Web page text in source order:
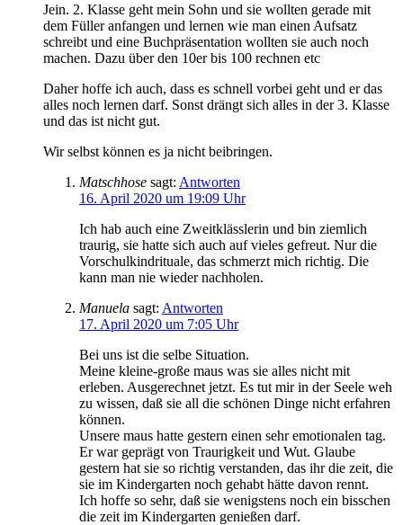
Jein. 2. Klasse geht mein Sohn und sie wollten gerade mit
dem Füller anfangen und lernen wie man einen Aufsatz
schreibt und eine Buchpräsentation wollten sie auch noch
machen. Dazu über den 10er bis 100 rechnen etc
Daher hoffe ich auch, dass es schnell vorbei geht und er das
alles noch lernen darf. Sonst drängt sich alles in der 3. Klasse
und das ist nicht gut.
Wir selbst können es ja nicht beibringen.
Matschhose sagt: Antworten
16. April 2020 um 19:09 Uhr
Ich hab auch eine Zweitklässlerin und bin ziemlich
traurig, sie hatte sich auch auf vieles gefreut. Nur die
Vorschulkindrituale, das schmerzt mich richtig. Die
kann man nie wieder nachholen.
Manuela sagt: Antworten
17. April 2020 um 7:05 Uhr
Bei uns ist die selbe Situation.
Meine kleine-große maus was sie alles nicht mit
erleben. Ausgerechnet jetzt. Es tut mir in der Seele weh
zu wissen, daß sie all die schönen Dinge nicht erfahren
können.
Unsere maus hatte gestern einen sehr emotionalen tag.
Er war geprägt von Traurigkeit und Wut. Glaube
gestern hat sie so richtig verstanden, das ihr die zeit, die
sie im Kindergarten noch gehabt hätte davon rennt.
Ich hoffe so sehr, daß sie wenigstens noch ein bisschen
die zeit im Kindergarten genießen darf.